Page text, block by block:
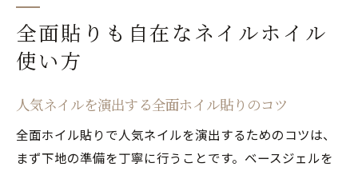
全面貼りも自在なネイルホイル
使い方
人気ネイルを演出する全面ホイル貼りのコツ
全面ホイル貼りで人気ネイルを演出するためのコツは、
まず下地の準備を丁寧に行うことです。ベースジェルを